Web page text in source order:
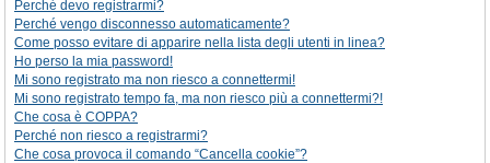
Perché devo registrarmi?
Perché vengo disconnesso automaticamente?
Come posso evitare di apparire nella lista degli utenti in linea?
Ho perso la mia password!
Mi sono registrato ma non riesco a connettermi!
Mi sono registrato tempo fa, ma non riesco più a connettermi?!
Che cosa è COPPA?
Perché non riesco a registrarmi?
Che cosa provoca il comando “Cancella cookie”?